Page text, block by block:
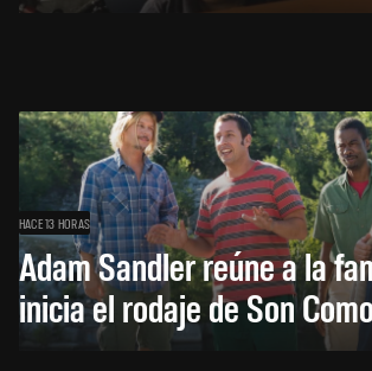
HACE 13 HORAS
Adam Sandler reúne a la
inicia el rodaje de Son